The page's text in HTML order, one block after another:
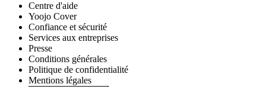
Centre d'aide
Yoojo Cover
Confiance et sécurité
Services aux entreprises
Presse
Conditions générales
Politique de confidentialité
Mentions légales